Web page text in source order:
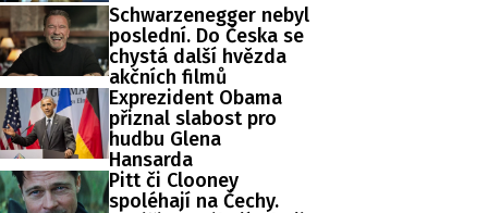
Schwarzenegger nebyl
poslední. Do Česka se
chystá další hvězda
akčních filmů
Exprezident Obama
přiznal slabost pro
hudbu Glena
Hansarda
Pitt či Clooney
spoléhají na Čechy.